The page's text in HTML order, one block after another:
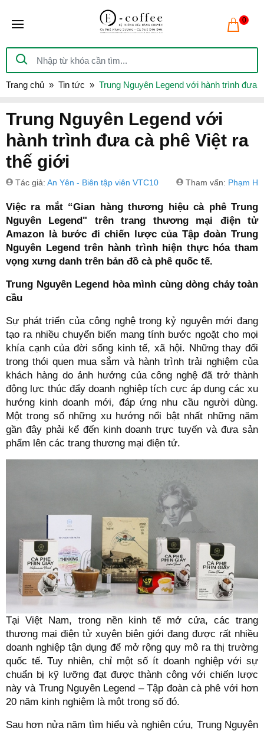
0
Trang chủ Tin tức Trung Nguyên Legend với hành trình đưa
Trung Nguyên Legend với
hành trình đưa cà phê Việt ra
thế giới
Tác giả: An Yên - Biên tập viên VTC10 Tham vấn: Phạm
Việc ra mắt “Gian hàng thương hiệu cà phê Trung
Nguyên Legend" trên trang thương mại điện tử
Amazon là bước đi chiến lược của Tập đoàn Trung
Nguyên Legend trên hành trình hiện thực hóa tham
vọng xưng danh trên bản đồ cà phê quốc tế.
Trung Nguyên Legend hòa mình cùng dòng chảy toàn
cầu
Sự phát triển của công nghệ trong kỷ nguyên mới đang
tạo ra nhiều chuyển biến mang tính bước ngoặt cho mọi
khía cạnh của đời sống kinh tế, xã hội. Những thay đổi
trong thói quen mua sắm và hành trình trải nghiệm của
khách hàng do ảnh hưởng của công nghệ đã trở thành
động lực thúc đẩy doanh nghiệp tích cực áp dụng các xu
hướng kinh doanh mới, đáp ứng nhu cầu người dùng.
Một trong số những xu hướng nổi bật nhất những năm
gần đây phải kể đến kinh doanh trực tuyến và đưa sản
phẩm lên các trang thương mại điện tử.
Tại Việt Nam, trong nền kinh tế mở cửa, các trang
thương mại điện tử xuyên biên giới đang được rất nhiều
doanh nghiệp tận dụng để mở rộng quy mô ra thị trường
quốc tế. Tuy nhiên, chỉ một số ít doanh nghiệp với sự
chuẩn bị kỹ lưỡng đạt được thành công với chiến lược
này và Trung Nguyên Legend – Tập đoàn cà phê với hơn
20 năm kinh nghiệm là một trong số đó.
Sau hơn nửa năm tìm hiểu và nghiên cứu, Trung Nguyên